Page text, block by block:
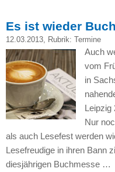
Es ist wieder
12.03.2013, Rubrik: Termine
Auch
vom
in
Leipzig
Nur
als auch Lesefest werden
Lesefreudige in ihren Bann
diesjährigen Buchmesse …